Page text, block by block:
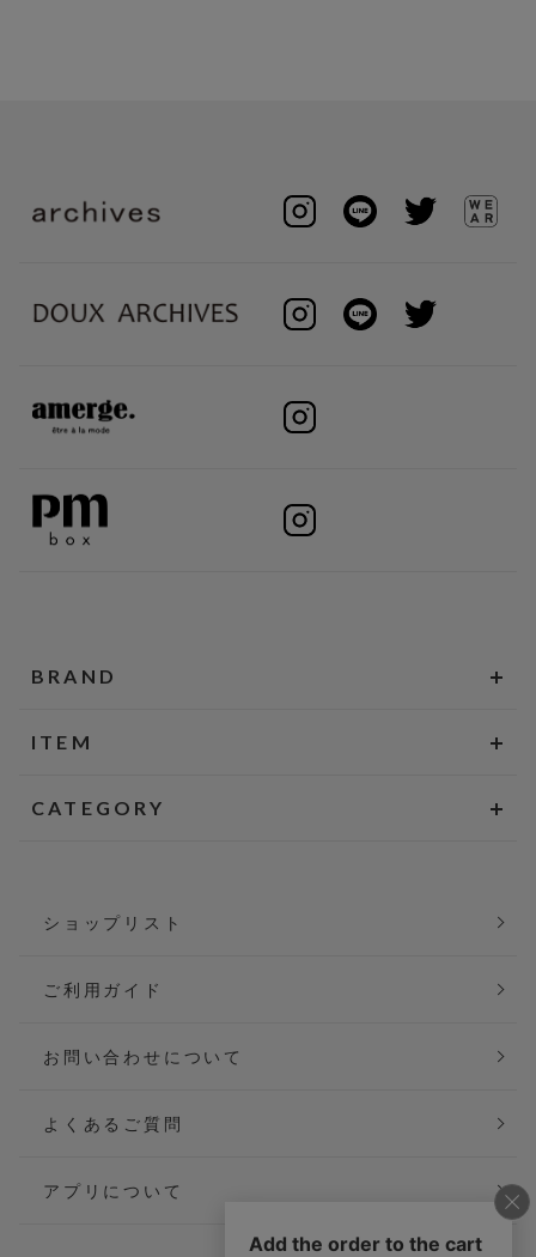
BRAND
ITEM
CATEGORY
ショップリスト
ご利用ガイド
お問い合わせについて
よくあるご質問
アプリについて